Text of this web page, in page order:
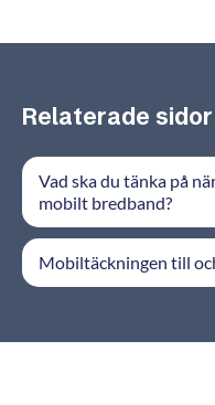
Relaterade
Vad ska du tänka på
mobilt bredband?
Mobiltäckningen till